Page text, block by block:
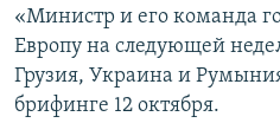
«Министр и его команда
Европу на следующей
Грузия, Украина и
брифинге 12 октября.